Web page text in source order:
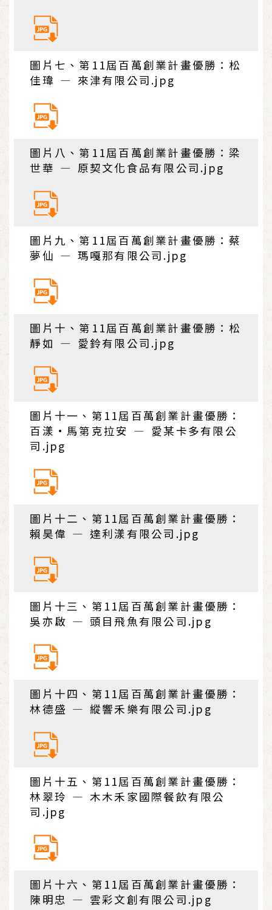
圖片七、第11屆百萬創業計畫優勝：松
佳瑋 — 來津有限公司.jpg
圖片八、第11屆百萬創業計畫優勝：梁
世華 — 原契文化食品有限公司.jpg
圖片九、第11屆百萬創業計畫優勝：蔡
夢仙 — 瑪嘎那有限公司.jpg
圖片十、第11屆百萬創業計畫優勝：松
靜如 — 愛鈴有限公司.jpg
圖片十一、第11屆百萬創業計畫優勝：
百漾·馬第克拉安 — 愛某卡多有限公
司.jpg
圖片十二、第11屆百萬創業計畫優勝：
賴昊偉 — 達利漾有限公司.jpg
圖片十三、第11屆百萬創業計畫優勝：
吳亦啟 — 頭目飛魚有限公司.jpg
圖片十四、第11屆百萬創業計畫優勝：
林德盛 — 縱響禾樂有限公司.jpg
圖片十五、第11屆百萬創業計畫優勝：
林翠玲 — 木木禾家國際餐飲有限公
司.jpg
圖片十六、第11屆百萬創業計畫優勝：
陳明忠 — 雲彩文創有限公司.jpg